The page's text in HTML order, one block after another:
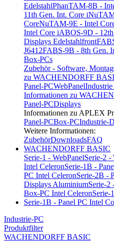
EdelstahlPhanTAM-8B -
11th Gen. Int. Core i
CoreNuTAM-9E - Intel
Intel Core iABOS-9D -
Displays Edelstahlfront
J6412FABS-9B - 8th Gen.
Box-PCs
Zubehör - Software,
zu WACHENDORFF
Panel-PCWebPanel
Informationen zu
Panel-PCDisplays
Informationen zu APLEX
Panel-PCBox-PCIndustrie-
Weitere Informationen:
ZubehörDownloadsFAQ
WACHENDORFF BASIC
Serie-1 - WebPanelSerie-2 -
Intel CeleronSerie-1B -
PC Intel CeleronSerie-2B -
Displays AluminiumSerie-2
Box-PC Intel CeleronSerie-
Serie-1B - Panel PC Intel
Industrie-PC
Produktfilter
WACHENDORFF BASIC